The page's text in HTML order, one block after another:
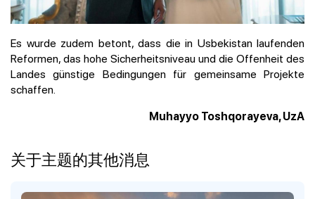
Es wurde zudem betont, dass die in Usbekistan laufenden
Reformen, das hohe Sicherheitsniveau und die Offenheit des
Landes günstige Bedingungen für gemeinsame Projekte
schaffen.
Muhayyo Toshqorayeva, UzA
关于主题的其他消息